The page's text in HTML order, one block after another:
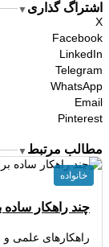
اشتراگ گذاری ▼
X
Facebook
LinkedIn
Telegram
WhatsApp
Email
Pinterest
مطالب مرتبط ▼
چند راهکار
راهکارهای علمی
خانواده